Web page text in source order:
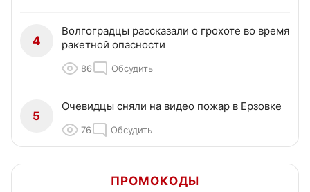
4
Волгоградцы рассказали о грохоте во время
ракетной опасности
86 Обсудить
5
Очевидцы сняли на видео пожар в Ерзовке
76 Обсудить
ПРОМОКОДЫ